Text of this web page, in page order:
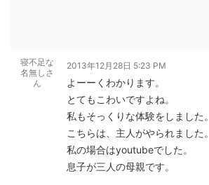
寝不足な
名無しさ
ん
2013年12月28日 5:23 PM
よーーくわかります。
とてもこわいですよね。
私もそっくりな体験をしました。
こちらは、主人がやられました。
私の場合はyoutubeでした。
息子が三人の母親です。